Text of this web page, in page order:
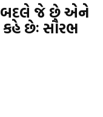
બદલે જે છે એને
છેઃ સૌરભ